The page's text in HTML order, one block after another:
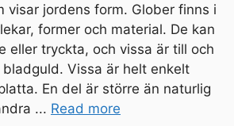
visar jordens form. Glober finns i
former och material. De kan
eller tryckta, och vissa är till och
Vissa är helt enkelt
En del är större än naturlig
... Read more